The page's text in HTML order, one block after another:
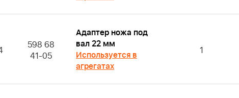
598 68
41-05
Адаптер ножа под
вал 22 мм
Используется в
агрегатах
1